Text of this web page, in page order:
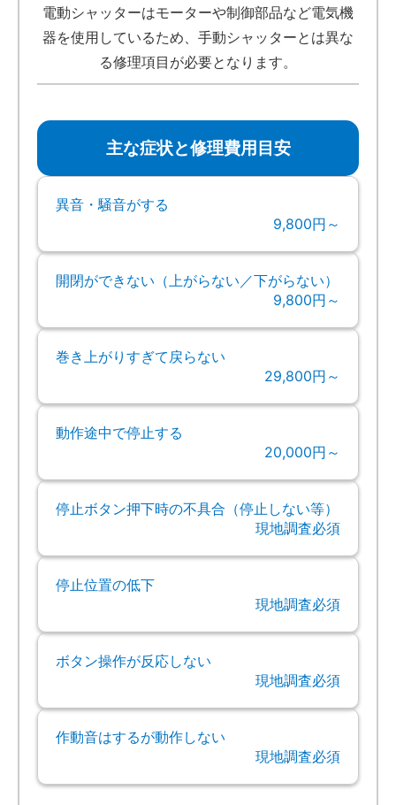
電動シャッターはモーターや制御部品など電気機
器を使用しているため、手動シャッターとは異な
る修理項目が必要となります。
主な症状と修理費用目安
異音・騒音がする
9,800円～
開閉ができない（上がらない／下がらない）
9,800円～
巻き上がりすぎて戻らない
29,800円～
動作途中で停止する
20,000円～
停止ボタン押下時の不具合（停止しない等）
現地調査必須
停止位置の低下
現地調査必須
ボタン操作が反応しない
現地調査必須
作動音はするが動作しない
現地調査必須